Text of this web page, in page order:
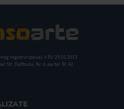
registrul special: 4 PJ/ 29.01.2013
Str. Delfinului, Nr. 6, parter Bl. 42,